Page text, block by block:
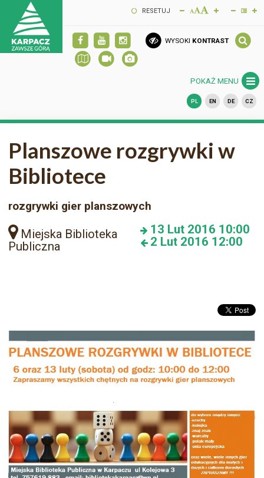
RESETUJ
WYSOKI KONTRAST
POKAŻ MENU
PL EN DE CZ
Planszowe rozgrywki w
Bibliotece
rozgrywki gier planszowych
Miejska Biblioteka
Publiczna
13 Lut 2016 10:00
2 Lut 2016 12:00